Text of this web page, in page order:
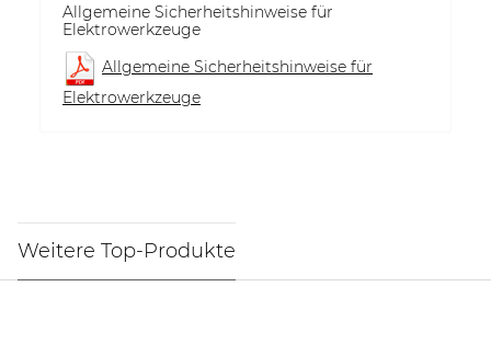
Allgemeine Sicherheitshinweise für
Elektrowerkzeuge
Allgemeine Sicherheitshinweise für
Elektrowerkzeuge
Weitere Top-Produkte